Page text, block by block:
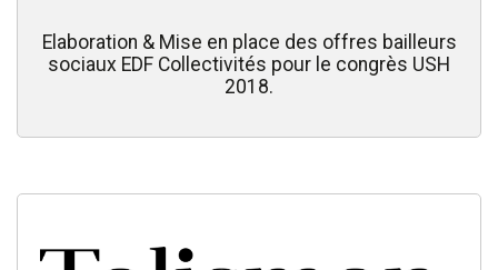
Elaboration & Mise en place des offres bailleurs
sociaux EDF Collectivités pour le congrès USH
2018.